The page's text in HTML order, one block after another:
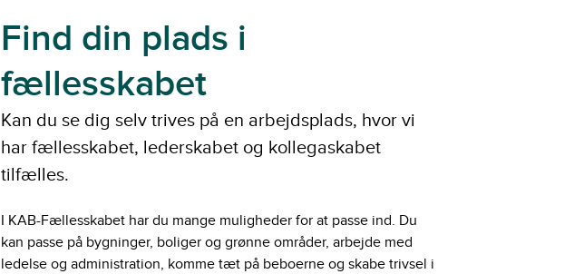
Find din plads i
fællesskabet
Kan du se dig selv trives på en arbejdsplads, hvor vi
har fællesskabet, lederskabet og kollegaskabet
tilfælles.
I KAB-Fællesskabet har du mange muligheder for at passe ind. Du
kan passe på bygninger, boliger og grønne områder, arbejde med
ledelse og administration, komme tæt på beboerne og skabe trivsel i